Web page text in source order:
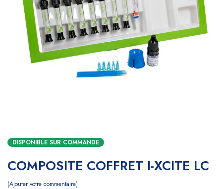
DISPONIBLE SUR COMMANDE
COMPOSITE COFFRET I-XCITE LC
Ajouter votre commentaire